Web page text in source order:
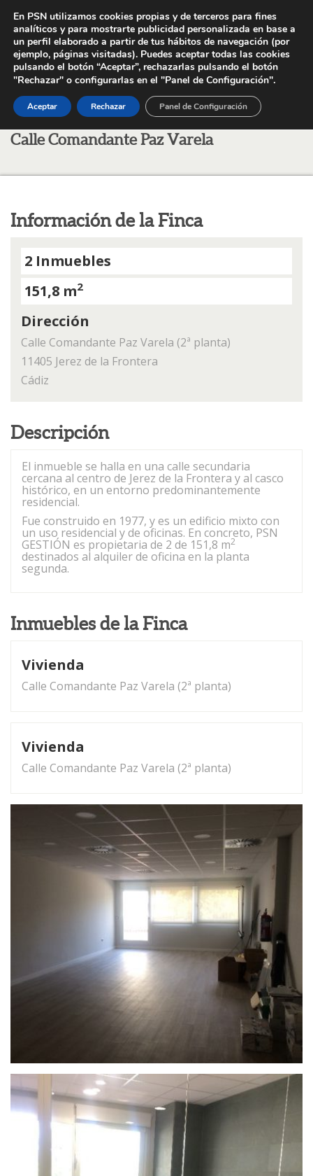
Inicio Inmuebles Calle Comandante Paz Varela
Calle Comandante Paz Varela
Información de la Finca
2 Inmuebles
151,8 m2
Dirección
Calle Comandante Paz Varela (2ª planta)
11405 Jerez de la Frontera
Cádiz
Descripción
El inmueble se halla en una calle secundaria
cercana al centro de Jerez de la Frontera y al casco
histórico, en un entorno predominantemente
residencial.
Fue construido en 1977, y es un edificio mixto con
un uso residencial y de oficinas. En concreto, PSN
GESTIÓN es propietaria de 2 de 151,8 m2
destinados al alquiler de oficina en la planta
segunda.
Inmuebles de la Finca
Vivienda
Calle Comandante Paz Varela (2ª planta)
Vivienda
Calle Comandante Paz Varela (2ª planta)
En PSN utilizamos cookies propias y de terceros para fines
analíticos y para mostrarte publicidad personalizada en base a
un perfil elaborado a partir de tus hábitos de navegación (por
ejemplo, páginas visitadas). Puedes aceptar todas las cookies
pulsando el botón “Aceptar”, rechazarlas pulsando el botón
"Rechazar" o configurarlas en el "Panel de Configuración".
Aceptar Rechazar Panel de Configuración